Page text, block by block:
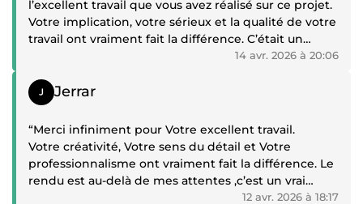
l’excellent travail que vous avez réalisé sur ce projet.
Votre implication, votre sérieux et la qualité de votre
travail ont vraiment fait la différence. C’était un
plaisir de collaborer avec vous, et j’espère qu’on aura
l’avenir.Bravo et merci encore .”
14 avr. 2026 à 20:06
Témoignage positif
Jerrar
“Merci infiniment pour Votre excellent travail.
Votre créativité, Votre sens du détail et Votre
professionnalisme ont vraiment fait la différence. Le
rendu est au-delà de mes attentes ,c’est un vrai
12 avr. 2026 à 18:17